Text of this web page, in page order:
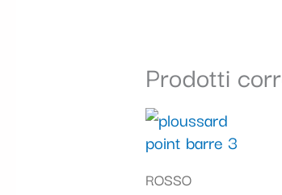
Prodotti
ROSSO